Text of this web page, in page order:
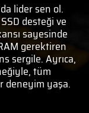
lider sen ol.
desteği ve
sayesinde
gerektiren
sergile. Ayrıca,
tüm
deneyim yaşa.